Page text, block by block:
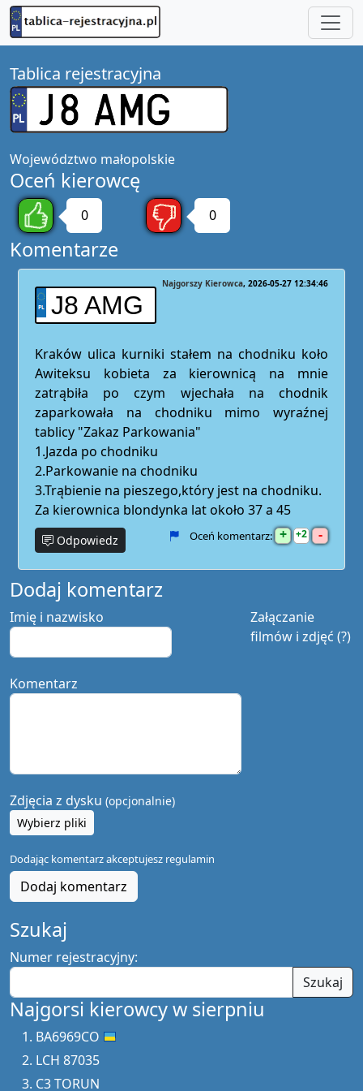
Tablica rejestracyjna
Województwo małopolskie
Oceń kierowcę
0 0
Komentarze
J8 AMG
Najgorszy Kierowca 2026-05-27 12:34:46
Kraków ulica kurniki stałem na chodniku koło
Awiteksu kobieta za kierownicą na mnie
zatrąbiła po czym wjechała na chodnik
zaparkowała na chodniku mimo wyraźnej
tablicy "Zakaz Parkowania"
1.Jazda po chodniku
2.Parkowanie na chodniku
3.Trąbienie na pieszego,który jest na chodniku.
Za kierownica blondynka lat około 37 a 45
Odpowiedz Oceń komentarz: + 2 -
Dodaj komentarz
Załączanie
filmów i zdjęć (?)
Imię i nazwisko
Komentarz
Zdjęcia z dysku (opcjonalnie)
Wybierz pliki
Dodając komentarz akceptujesz regulamin
Dodaj komentarz
Szukaj
Numer rejestracyjny:
Szukaj
Najgorsi kierowcy w sierpniu
BA6969CO
LCH 87035
C3 TORUN